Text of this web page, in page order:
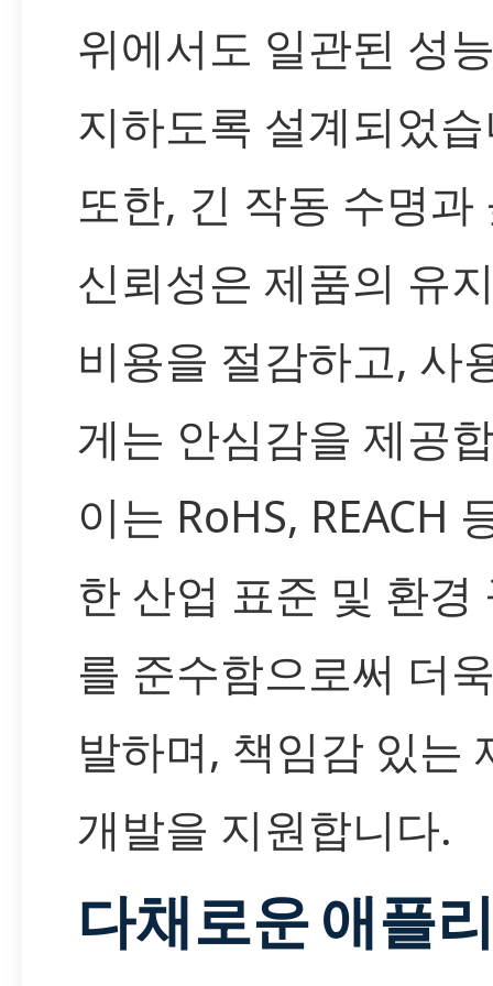
위에서도 일관된 성
지하도록 설계되었
또한, 긴 작동 수명과
신뢰성은 제품의 유
비용을 절감하고, 사
게는 안심감을 제공
이는 RoHS, REACH
한 산업 표준 및 환경
를 준수함으로써 더
발하며, 책임감 있는
개발을 지원합니다.
다채로운 애플